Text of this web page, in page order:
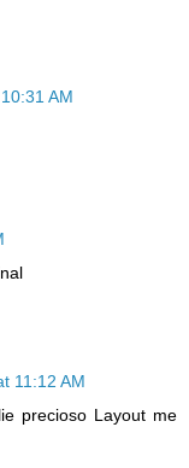
AM
11:12 AM
precioso Layout me